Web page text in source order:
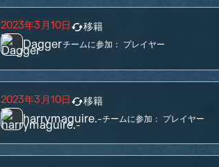
2023年3月10日 移籍
Daggerチームに参加： プレイヤー
2023年3月10日 移籍
harrymaguire.-チームに参加： プレイヤー